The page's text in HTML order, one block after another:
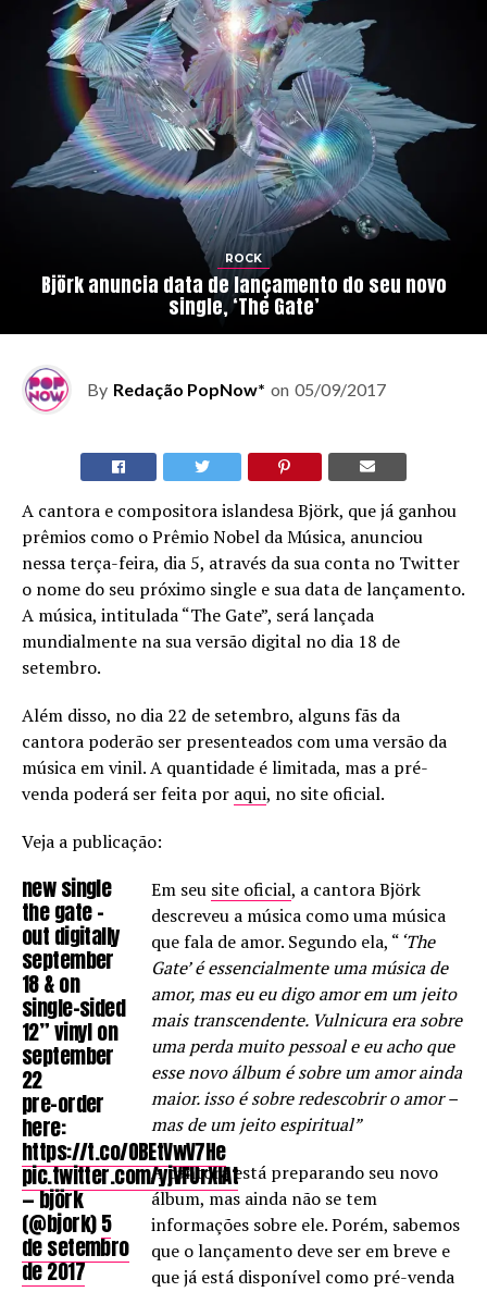
ROCK
Björk anuncia data de lançamento do seu novo
single, ‘The Gate’
By Redação PopNow* on 05/09/2017
A cantora e compositora islandesa Björk, que já ganhou
prêmios como o Prêmio Nobel da Música, anunciou
nessa terça-feira, dia 5, através da sua conta no Twitter
o nome do seu próximo single e sua data de lançamento.
A música, intitulada “The Gate”, será lançada
mundialmente na sua versão digital no dia 18 de
setembro.
Além disso, no dia 22 de setembro, alguns fãs da
cantora poderão ser presenteados com uma versão da
música em vinil. A quantidade é limitada, mas a pré-
venda poderá ser feita por aqui, no site oficial.
Veja a publicação:
new single
the gate –
out digitally
september
18 & on
single-sided
12” vinyl on
september
22
pre-order
here:
https://t.co/OBEtVwV7He
pic.twitter.com/yjVFUrXIAt
— björk
(@bjork)5
de setembro
de 2017
Em seu site oficial, a cantora Björk
descreveu a música como uma música
que fala de amor. Segundo ela, “‘The
Gate’ é essencialmente uma música de
amor, mas eu eu digo amor em um jeito
mais transcendente. Vulnicura era sobre
uma perda muito pessoal e eu acho que
esse novo álbum é sobre um amor ainda
maior. isso é sobre redescobrir o amor –
mas de um jeito espiritual”
A cantora está preparando seu novo
álbum, mas ainda não se tem
informações sobre ele. Porém, sabemos
que o lançamento deve ser em breve e
que já está disponível como pré-venda